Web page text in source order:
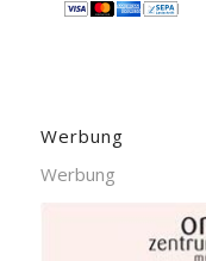
Werbung
Werbung